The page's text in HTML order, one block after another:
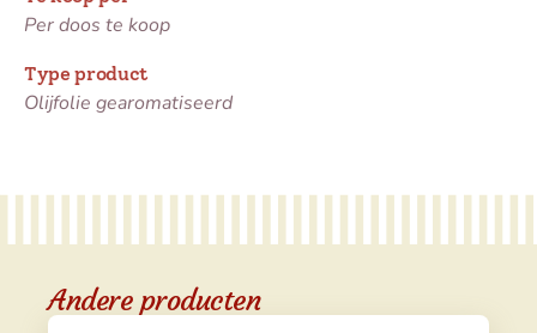
Per doos te koop
Type product
Olijfolie gearomatiseerd
Andere producten